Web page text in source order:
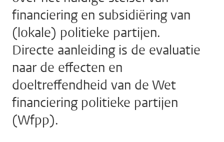
financiering en subsidiëring van
(lokale) politieke partijen.
Directe aanleiding is de evaluatie
naar de effecten en
doeltreffendheid van de Wet
financiering politieke partijen
(Wfpp).